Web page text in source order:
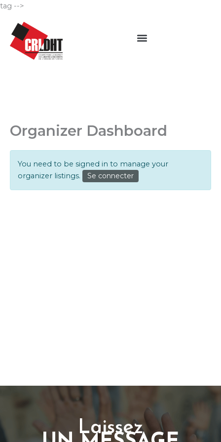
tag -->
contenu
Organizer Dashboard
You need to be signed in to manage your
organizer listings.
Se connecter
Laissez